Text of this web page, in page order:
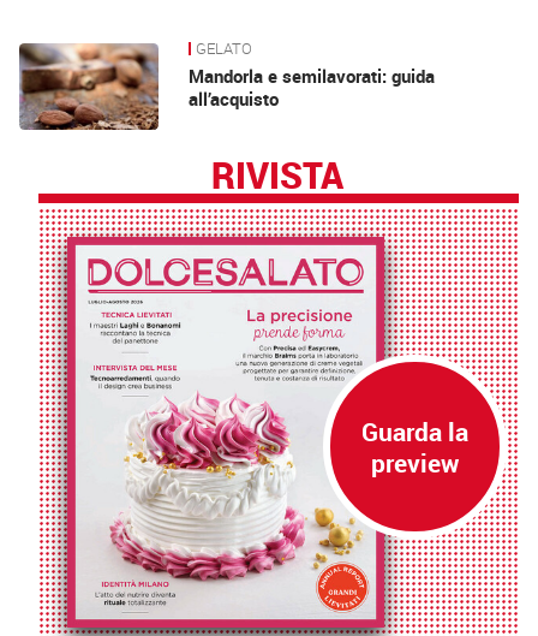
News GELATO
Mandorla e semilavorati: guida
all’acquisto
RIVISTA